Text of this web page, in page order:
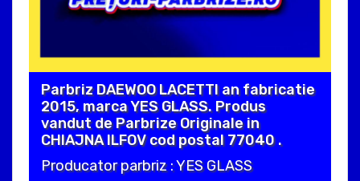
Parbriz DAEWOO LACETTI an fabricatie
2015, marca YES GLASS. Produs
vandut de Parbrize Originale in
CHIAJNA ILFOV cod postal 77040 .
Producator parbriz : YES GLASS